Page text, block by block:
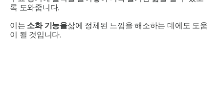
록 도와줍니다.
이는 소화 기능을삶에 정체된 느낌을 해소하는 데에도 도움
이 될 것입니다.